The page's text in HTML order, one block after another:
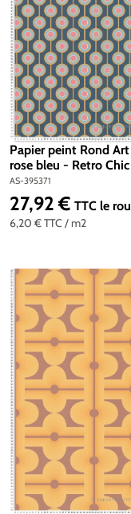
Papier peint Rond
rose bleu - Retro Chic
Création | Réf. AS-
AS-395371
6,20 €TTC / m2
Prix régulier :
27,92 € TTC le